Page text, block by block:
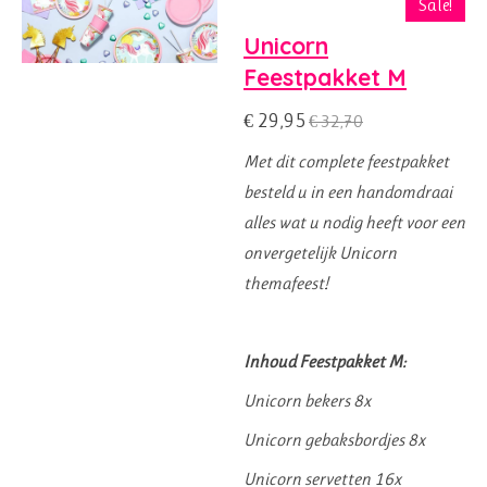
e
r
Sale!
Unicorn
Feestpakket M
€ 29,95 € 32,70
Met dit complete feestpakket
besteld u in een handomdraai
alles wat u nodig heeft voor een
onvergetelijk Unicorn
themafeest!
Inhoud Feestpakket M:
Unicorn bekers 8x
Unicorn gebaksbordjes 8x
Unicorn servetten 16x